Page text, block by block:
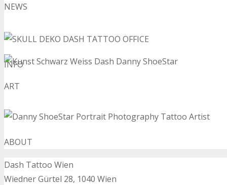
NEWS
INFO
ART
ABOUT
Dash Tattoo Wien
Wiedner Gürtel 28, 1040 Wien